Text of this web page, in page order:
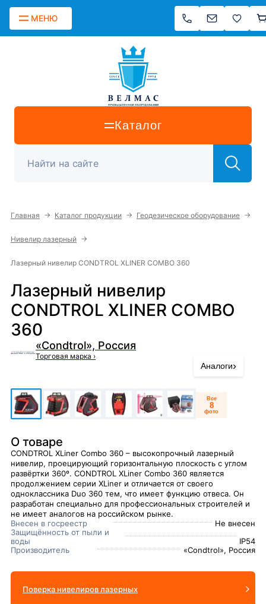
МЕНЮ
Каталог
Главная → Каталог продукции → Геодезическое оборудование →
Нивелир лазерный →
Лазерный нивелир CONDTROL XLINER COMBO 360
Лазерный нивелир
CONDTROL XLINER COMBO
360
«Condtrol», Россия
Торговая марка ›
Все
8
фото
Аналоги›
О товаре
CONDTROL XLiner Combo 360 – высокопрочный лазерный
нивелир, проецирующий горизонтальную плоскость с углом
развёртки 360º. CONDTROL XLiner Combo 360 является
продолжением серии XLiner и отличается от своего
одноклассника Duo 360 тем, что имеет функцию отвеса. Он
разработан специально для профессиональных строителей и
не имеет аналогов на российском рынке.
Внесен в госреестр
Не внесен
Защищённость от пыли и
воды
IP54
Производитель
«Condtrol», Россия
Поверка нивелиров лазерных